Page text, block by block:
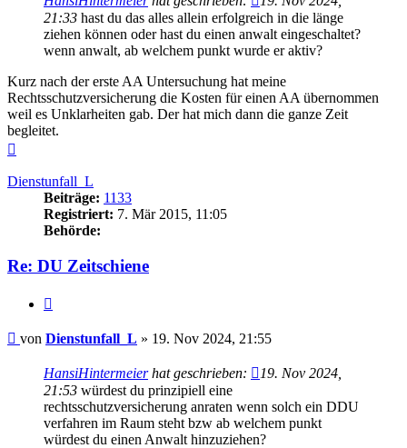
21:33 hast du das alles allein erfolgreich in die länge
ziehen können oder hast du einen anwalt eingeschaltet?
wenn anwalt, ab welchem punkt wurde er aktiv?
Kurz nach der erste AA Untersuchung hat meine
Rechtsschutzversicherung die Kosten für einen AA übernommen
weil es Unklarheiten gab. Der hat mich dann die ganze Zeit
begleitet.
Dienstunfall_L
Beiträge: 1133
Registriert: 7. Mär 2015, 11:05
Behörde:
Re: DU Zeitschiene
Beitrag
von Dienstunfall_L » 19. Nov 2024, 21:55
HansiHintermeierhat geschrieben:
19. Nov 2024,
21:53 würdest du prinzipiell eine
rechtsschutzversicherung anraten wenn solch ein DDU
verfahren im Raum steht bzw ab welchem punkt
würdest du einen Anwalt hinzuziehen?